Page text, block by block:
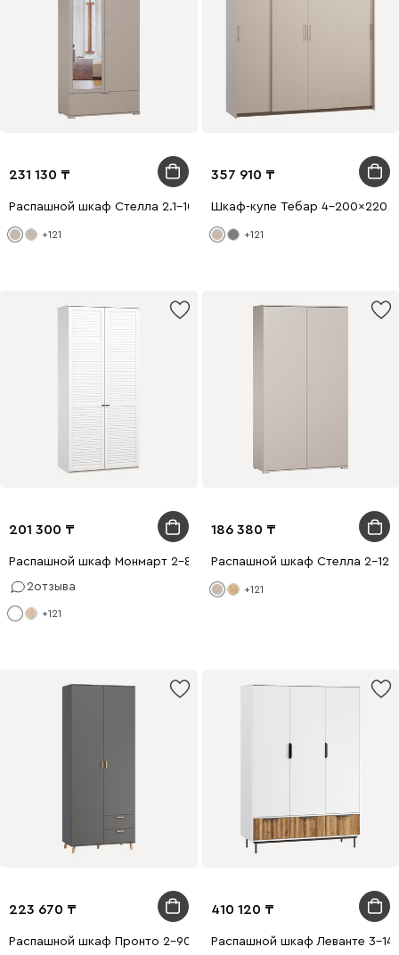
231 130
Распашной шкаф Стелла 2.1-100x220 Латте с зеркалом
+121
357 910
Шкаф-купе Тебар 4-200x220
+121
201 300
Распашной шкаф Монмарт 2-80x210 Белый
2отзыва
+121
186 380
Распашной шкаф Стелла 2-
+121
223 670
Распашной шкаф Пронто 2-90x210 Графитовый
410 120
Распашной шкаф Леванте 3-